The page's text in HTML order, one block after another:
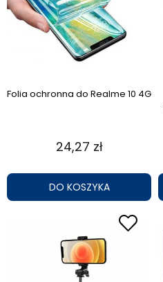
Folia ochronna do Realme 10 4G
24,27 zł
DO KOSZYKA